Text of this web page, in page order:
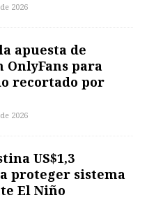
2026
apuesta de
OnlyFans para
recortado por
2026
US$1,3
proteger sistema
El Niño